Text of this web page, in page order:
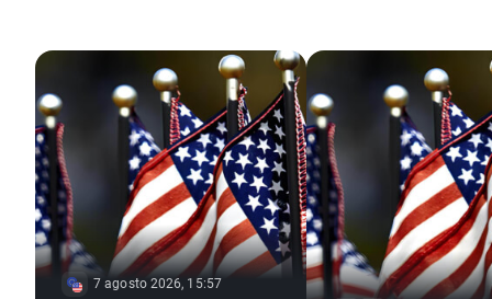
7 agosto 2026, 15:57